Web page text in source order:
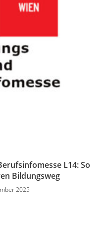
L14: So
Bildungsweg
2025